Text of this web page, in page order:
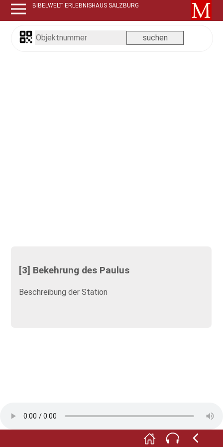
BIBELWELT ERLEBNISHAUS SALZBURG
[3] Bekehrung des Paulus
Beschreibung der Station